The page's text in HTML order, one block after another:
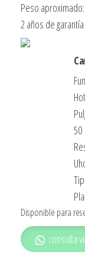
Peso
2 años de garantía
50
Disponible para
consulta